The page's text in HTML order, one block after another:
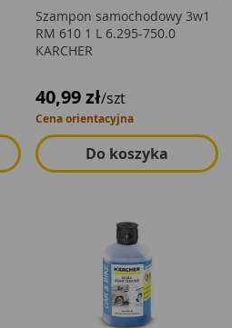
Szampon samochodowy 3w1
RM 610 1 L 6.295-750.0
KARCHER
40,99 zł/szt
Cena orientacyjna
Do koszyka